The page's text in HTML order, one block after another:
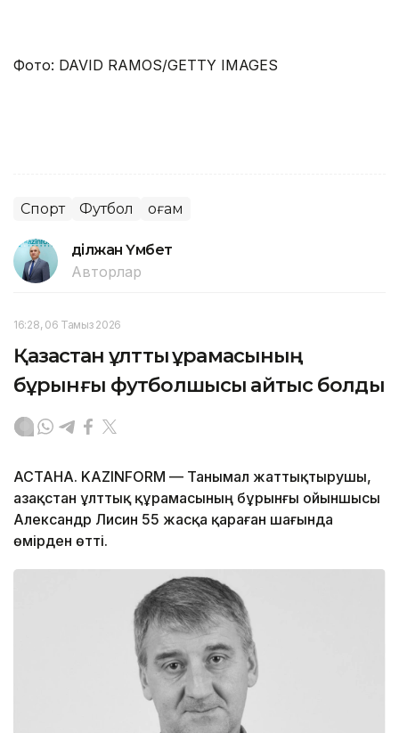
Фото: DAVID RAMOS/GETTY IMAGES
Спорт Футбол Қоғам
Әділжан Үмбет
Авторлар
16:28, 06 Тамыз 2026
Қазақстан ұлттық құрамасының
бұрынғы футболшысы қайтыс болды
АСТАНА. KAZINFORM — Танымал жаттықтырушы,
Қазақстан ұлттық құрамасының бұрынғы ойыншысы
Александр Лисин 55 жасқа қараған шағында
өмірден өтті.